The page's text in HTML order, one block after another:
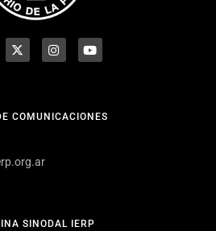
SINODAL IERP
COMUNICACIONES